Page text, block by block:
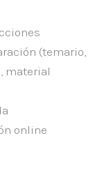
(temario,
material
online